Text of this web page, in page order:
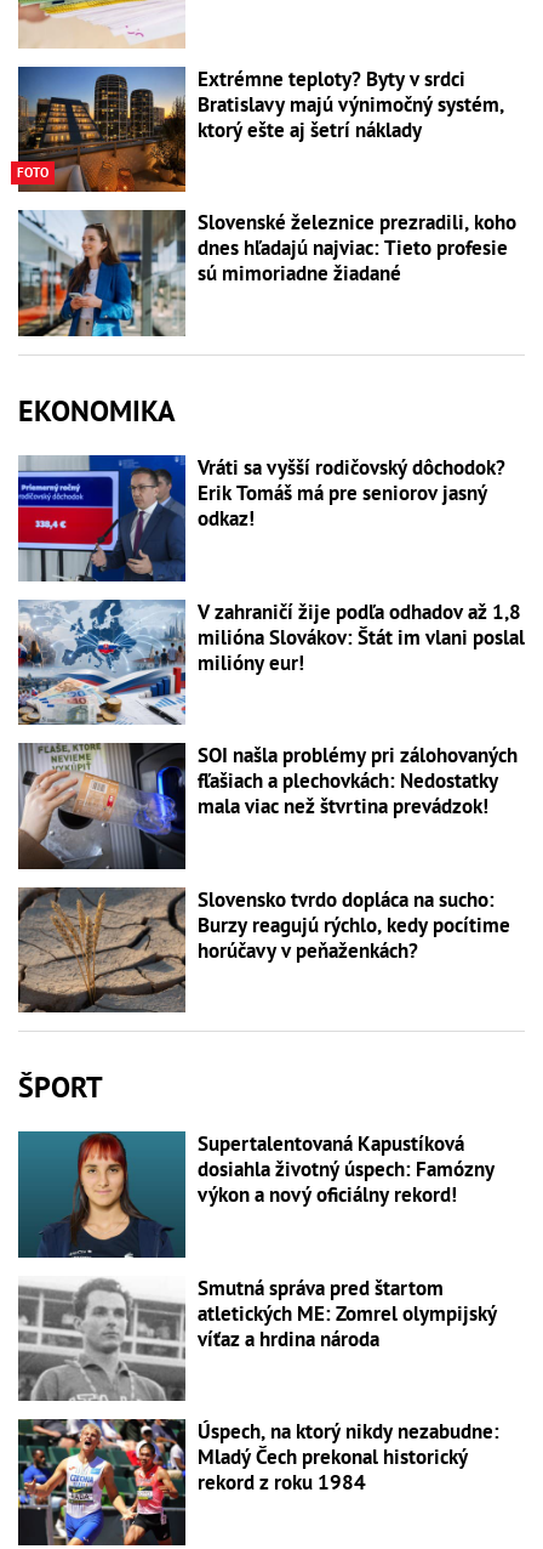
FOTO
Extrémne teploty? Byty v srdci
Bratislavy majú výnimočný systém,
ktorý ešte aj šetrí náklady
Slovenské železnice prezradili, koho
dnes hľadajú najviac: Tieto profesie
sú mimoriadne žiadané
EKONOMIKA
Vráti sa vyšší rodičovský dôchodok?
Erik Tomáš má pre seniorov jasný
odkaz!
V zahraničí žije podľa odhadov až 1,8
milióna Slovákov: Štát im vlani poslal
milióny eur!
SOI našla problémy pri zálohovaných
fľašiach a plechovkách: Nedostatky
mala viac než štvrtina prevádzok!
Slovensko tvrdo dopláca na sucho:
Burzy reagujú rýchlo, kedy pocítime
horúčavy v peňaženkách?
ŠPORT
Supertalentovaná Kapustíková
dosiahla životný úspech: Famózny
výkon a nový oficiálny rekord!
Smutná správa pred štartom
atletických ME: Zomrel olympijský
víťaz a hrdina národa
Úspech, na ktorý nikdy nezabudne:
Mladý Čech prekonal historický
rekord z roku 1984